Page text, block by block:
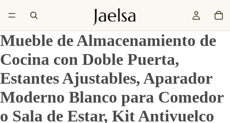
Mueble de Almacenamiento de
Cocina con Doble Puerta,
Estantes Ajustables, Aparador
Moderno Blanco para Comedor
o Sala de Estar, Kit Antivuelco